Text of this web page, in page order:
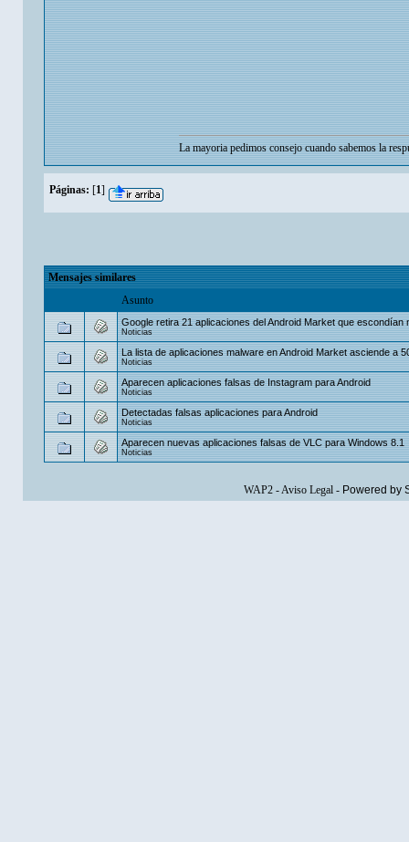
La mayoria pedimos consejo cuando sabemos la
Páginas: [1]
Mensajes similares
Asunto
Google retira 21 aplicaciones del Android Market que escondían
Noticias
La lista de aplicaciones malware en Android Market asciende a
Noticias
Aparecen aplicaciones falsas de Instagram para Android
Noticias
Detectadas falsas aplicaciones para Android
Noticias
Aparecen nuevas aplicaciones falsas de VLC para Windows 8.1
Noticias
WAP2-Aviso Legal- Powered by